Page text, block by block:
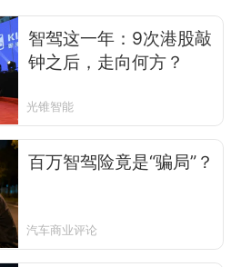
智驾这一年：9次港股敲
钟之后，走向何方？
光锥智能
百万智驾险竟是“骗局”？
汽车商业评论